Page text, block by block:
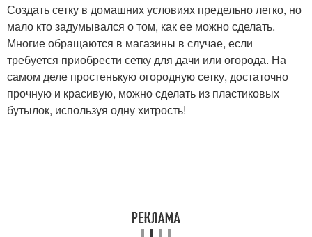
Создать сетку в домашних условиях предельно легко, но
мало кто задумывался о том, как ее можно сделать.
Многие обращаются в магазины в случае, если
требуется приобрести сетку для дачи или огорода. На
самом деле простенькую огородную сетку, достаточно
прочную и красивую, можно сделать из пластиковых
бутылок, используя одну хитрость!